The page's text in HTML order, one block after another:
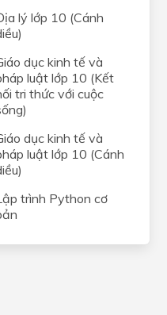
lý lớp 10 (Cánh
dục kinh tế và
luật lớp 10 (Kết
tri thức với cuộc
dục kinh tế và
luật lớp 10 (Cánh
trình Python cơ